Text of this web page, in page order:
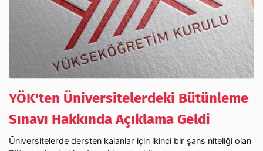
YÖK'ten Üniversitelerdeki Bütünleme
Sınavı Hakkında Açıklama Geldi
Üniversitelerde dersten kalanlar için ikinci bir şans niteliği olan